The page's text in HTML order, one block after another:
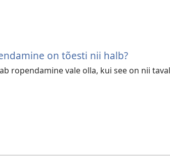
on tõesti nii halb?
ropendamine vale olla, kui see on nii